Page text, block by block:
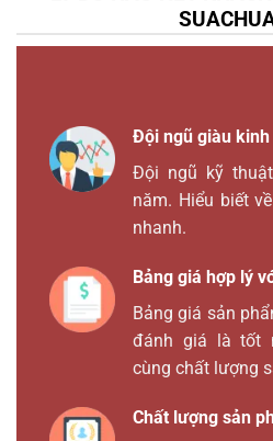
Đội ngũ giàu
Đội ngũ kỹ
năm. Hiểu biết
nhanh.
Bảng giá hợp lý
Bảng giá sản
đánh giá là tốt
cùng chất lượng
Chất lượng sản